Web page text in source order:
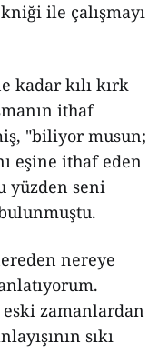
ile çalışmayı
kadar kılı kırk
ithaf
"biliyor musun;
eşine ithaf eden
yüzden seni
nereye
zamanlardan
sıkı